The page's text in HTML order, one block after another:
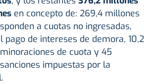
en concepto de: 269,4 millones
a cuotas no ingresadas,
pago de intereses de demora, 10,2
de cuota y 45
impuestas por la